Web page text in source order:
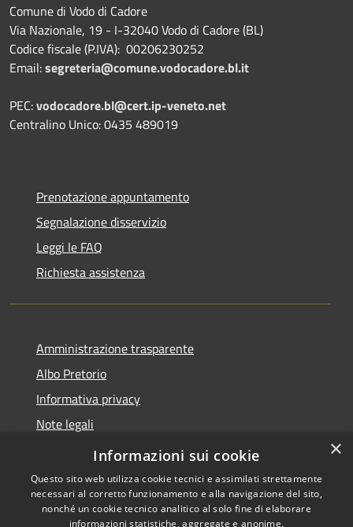
Comune di Vodo di Cadore
Via Nazionale, 19 - I-32040 Vodo di Cadore (BL)
Codice fiscale (P.IVA): 00206230252
Email:segreteria@comune.vodocadore.bl.it
PEC:vodocadore.bl@cert.ip-veneto.net
Centralino Unico: 0435 489019
Prenotazione appuntamento
Segnalazione disservizio
Leggi le FAQ
Richiesta assistenza
Amministrazione trasparente
Albo Pretorio
Informativa privacy
Note legali
Dichiarazione di accessibilità
×
Informazioni sui cookie
Questo sito web utilizza cookie tecnici e assimilati strettamente
necessari al corretto funzionamento e alla navigazione del sito,
nonché un cookie tecnico analitico al solo fine di elaborare
informazioni statistiche, aggregate e anonime.